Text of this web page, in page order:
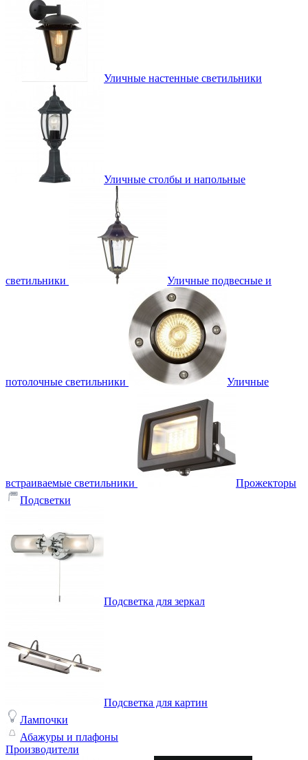
Уличные настенные светильники
Уличные столбы и напольные
светильники Уличные подвесные и
потолочные светильники Уличные
встраиваемые светильники
Прожекторы
Подсветки
Подсветка для зеркал
Подсветка для картин
Лампочки
Абажуры и плафоны
Производители